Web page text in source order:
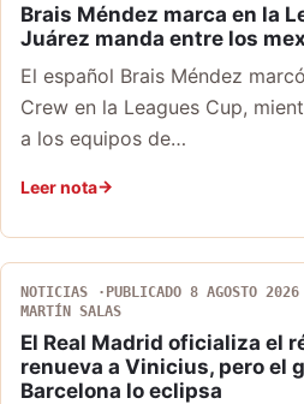
Brais Méndez marca en la
Juárez manda entre los
El español Brais Méndez
Crew en la Leagues Cup,
a los equipos de…
Leer nota
NOTICIAS PUBLICADO 8 AGOSTO 2026
MARTÍN SALAS
El Real Madrid oficializa el
renueva a Vinicius, pero el
Barcelona lo eclipsa